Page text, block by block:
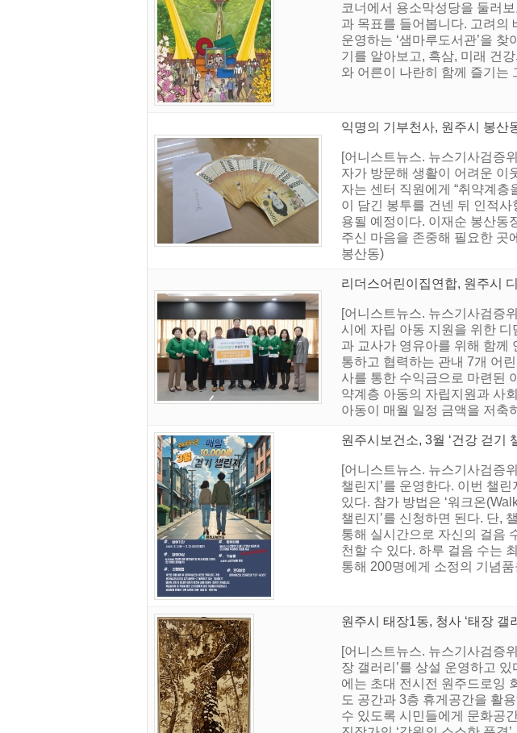
코너에서 용소막성당을 둘러
과 목표를 들어봅니다. 고려의
운영하는 ‘샘마루도서관’을
기를 알아보고, 흑삼, 미래 건
와 어른이 나란히 함께 즐기는
익명의 기부천사, 원주시 봉산
[어니스트뉴스. 뉴스기사검증
자가 방문해 생활이 어려운 이
자는 센터 직원에게 “취약계
이 담긴 봉투를 건넨 뒤 인적
용될 예정이다. 이재순 봉산동
주신 마음을 존중해 필요한 곳
봉산동)
리더스어린이집연합, 원주시
[어니스트뉴스. 뉴스기사검증
시에 자립 아동 지원을 위한
과 교사가 영유아를 위해 함께
통하고 협력하는 관내 7개 어
사를 통한 수익금으로 마련된
약계층 아동의 자립지원과 사
아동이 매월 일정 금액을 저축
원주시보건소, 3월 ‘건강 걷기
[어니스트뉴스. 뉴스기사검증
챌린지’를 운영한다. 이번 챌
있다. 참가 방법은 ‘워크온
챌린지’를 신청하면 된다. 단,
통해 실시간으로 자신의 걸음
천할 수 있다. 하루 걸음 수는
통해 200명에게 소정의 기념
원주시 태장1동, 청사 ‘태장 갤
[어니스트뉴스. 뉴스기사검증
장 갤러리’를 상설 운영하고
에는 초대 전시전 원주드로잉
도 공간과 3층 휴게공간을 활
수 있도록 시민들에게 문화공